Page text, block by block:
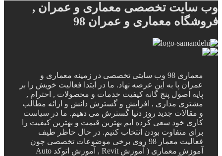
وب سایت تخصصی معماری و عمران ,
فروشگاه معماری و عمران 98
معماری 98 وب سایتی تخصصی در زمینه معماری و
عمران پا به این عرصه نهاد. ما در ابتدا فعالیت خویش را بر
پایه اصول پنج گانه کیفیت خدمات و محصولات , احترام ,
مشتری مداری , افزایش و گسترش دانش و ارائه مطالب
و مقالات جدید روز دنیا گسترش می دهیم. ما در سیاست
کاری خود سعی کرده ایم بهترین قیمت و بهترین کیفیت را
برای متفاوت بودن انتخاب کنیم. در حال حاظر طیف
فعالیت معمار 98 روی برخی موضوعات تخصصی چون
آموزش معماری ( آموزش Revit , آموزش اتوکد Auto